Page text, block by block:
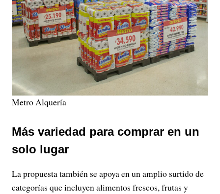
Metro Alquería
Más variedad para comprar en un
solo lugar
La propuesta también se apoya en un amplio surtido de
categorías que incluyen alimentos frescos, frutas y